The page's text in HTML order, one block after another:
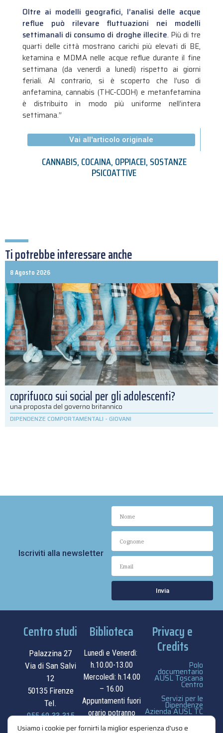
Oltre ai modelli geografici, l’analisi delle acque
reflue può rilevare fluttuazioni nei modelli
settimanali di consumo di droghe illecite. Più di tre
quarti delle città mostrano carichi più elevati di BE,
ketamina e MDMA nelle acque reflue durante il fine
settimana (da venerdì a lunedì) rispetto ai giorni
feriali. Al contrario, si è scoperto che l’uso di
anfetamina, cannabis (THC-COOH) e metanfetamina
è distribuito in modo più uniforme nell’intera
settimana.”
Vai all'articolo originale
CANNABIS,COCAINA,OPPIACEI,SOSTANZE
PSICOATTIVE
Ti potrebbe interessare anche
8 Agosto 2026
coprifuoco sui social per gli adolescenti?
una proposta del governo britannico
DIPENDENZE COMPORTAMENTALI - GIOVANI
Iscriviti alla newsletter
Invia
Centro studi
Palazzina 27
Via di San Salvi
12
50135 Firenze
Tel.
055.69.33.315
Biblioteca
Lunedì e Venerdì:
h.10.00-13.00
Mercoledì: h.14.00
– 16.00
Appuntamenti fuori
orario potranno
essere
Privacy e
Credits
Polo
documentario
AUSL Toscana
Centro
Servizi per le
Dipendenze
Azienda AUSL TC
privacy e cookie
Usiamo i cookie per fornirti la miglior esperienza d'uso e